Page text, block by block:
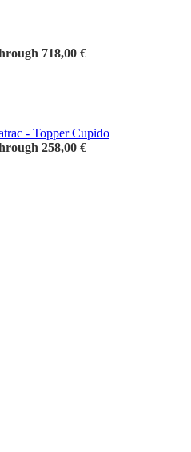
718,00 €
- Topper Cupido
258,00 €